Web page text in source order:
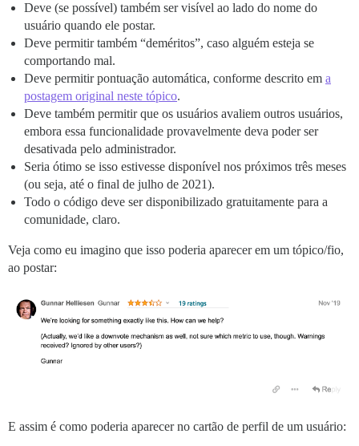
Deve (se possível) também ser visível ao lado do nome do
usuário quando ele postar.
Deve permitir também “deméritos”, caso alguém esteja se
comportando mal.
Deve permitir pontuação automática, conforme descrito em a
postagem original neste tópico.
Deve também permitir que os usuários avaliem outros usuários,
embora essa funcionalidade provavelmente deva poder ser
desativada pelo administrador.
Seria ótimo se isso estivesse disponível nos próximos três meses
(ou seja, até o final de julho de 2021).
Todo o código deve ser disponibilizado gratuitamente para a
comunidade, claro.
Veja como eu imagino que isso poderia aparecer em um tópico/fio,
ao postar:
E assim é como poderia aparecer no cartão de perfil de um usuário: